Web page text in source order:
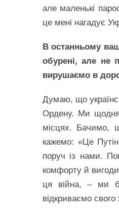
але маленькі
це мені нагадує
В останньому
обурені, але не
вирушаємо в
Думаю, що
Ордену. Ми щодня
місцях. Бачимо,
кажемо: «Це
поруч із нами.
комфорту й
ця війна, – ми
відкриваємо